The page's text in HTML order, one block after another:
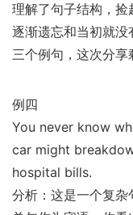
理解了句子结构，捡
逐渐遗忘和当初就
三个例句，这次分享
例四
You never know
car might
hospital bills.
分析：这是一个复